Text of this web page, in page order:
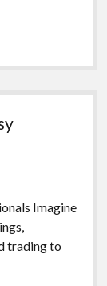
Imagine
trading to